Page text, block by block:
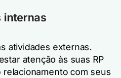
internas
atividades externas.
atenção às suas RP
com seus